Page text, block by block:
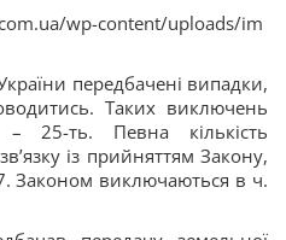
передбачені випадки,
Таких виключень
– 25-ть. Певна кількість
із прийняттям Закону,
Законом виключаються в ч.